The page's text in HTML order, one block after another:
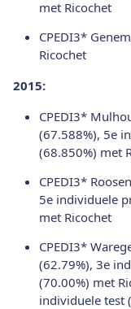
met Ricochet
CPEDI3*
Ricochet
2015:
CPEDI3*
(67.588%), 5e
(68.850%) met
CPEDI3*
5e individuele
met Ricochet
CPEDI3*
(62.79%), 3e
(70.00%) met
individuele test